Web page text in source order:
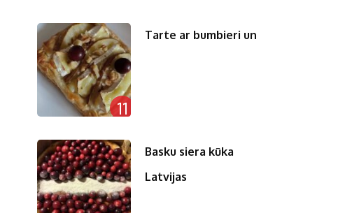
11
Tarte ar bumbieri un
Basku siera kūka
Latvijas